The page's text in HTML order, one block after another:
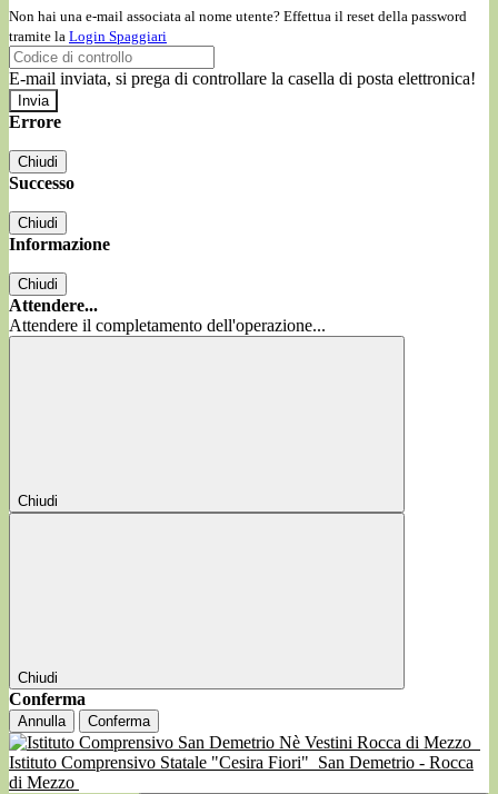
Non hai una e-mail associata al nome utente? Effettua il reset della password
tramite la Login Spaggiari
E-mail inviata, si prega di controllare la casella di posta elettronica!
Errore
Chiudi
Successo
Chiudi
Informazione
Chiudi
Attendere...
Attendere il completamento dell'operazione...
Chiudi
Chiudi
Conferma
Annulla Conferma
Istituto Comprensivo Statale "Cesira Fiori" San Demetrio - Rocca
di Mezzo